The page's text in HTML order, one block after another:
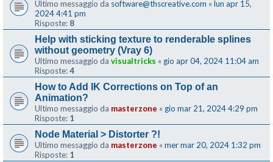
Ultimo messaggio da software@thscreative.com « lun apr 15,
2024 4:41 pm
Risposte: 8
Help with sticking texture to renderable splines
without geometry (Vray 6)
Ultimo messaggio da visualtricks « gio apr 04, 2024 11:04 am
Risposte:4
How to Add IK Corrections on Top of an
Animation?
Ultimo messaggio da masterzone « gio mar 21, 2024 4:29 pm
Risposte: 1
Node Material > Distorter ?!
Ultimo messaggio da masterzone « mer mar 20, 2024 1:32 pm
Risposte: 1